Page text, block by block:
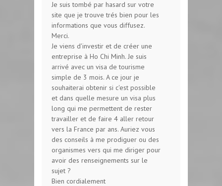
Je suis tombé par hasard sur votre
site que je trouve trés bien pour les
informations que vous diffusez.
Merci.
Je viens d'investir et de créer une
entreprise à Ho Chi Minh. Je suis
arrivé avec un visa de tourisme
simple de 3 mois. A ce jour je
souhaiterai obtenir si c'est possible
et dans quelle mesure un visa plus
long qui me permettent de rester
travailler et de faire 4 aller retour
vers la France par ans. Auriez vous
des conseils à me prodiguer ou des
organismes vers qui me diriger pour
avoir des renseignements sur le
sujet ?
Bien cordialement